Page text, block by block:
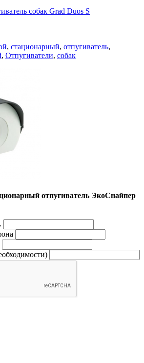
собак Grad Duos S
, стационарный, отпугиватель,
, Отпугиватели, собак
отпугиватель ЭкоСнайпер